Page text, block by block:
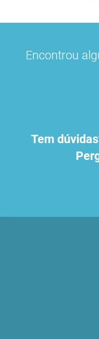
Encontrou
Tem